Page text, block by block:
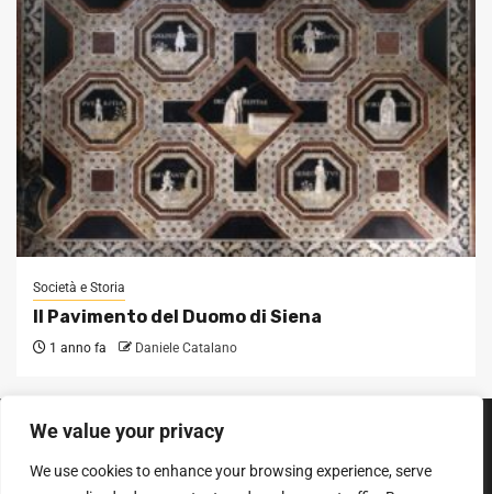
We value your privacy
We use cookies to enhance your browsing experience, serve
Società e Storia
Il Pavimento del Duomo di Siena
1 anno fa Daniele Catalano
SEGUICI SUI SOCIAL